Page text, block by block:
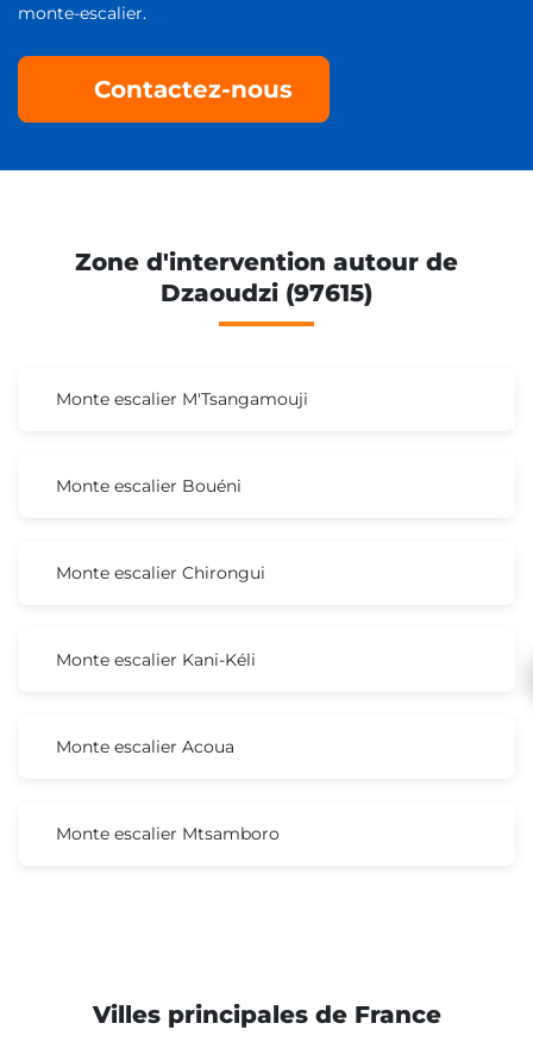
monte-escalier.
Contactez-nous
Zone d'intervention autour de
Dzaoudzi (97615)
Monte escalier M'Tsangamouji
Monte escalier Bouéni
Monte escalier Chirongui
Monte escalier Kani-Kéli
Monte escalier Acoua
Monte escalier Mtsamboro
Villes principales de France